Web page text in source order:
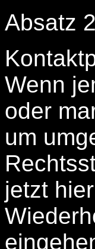
Absatz 2
Wenn
oder
um
jetzt